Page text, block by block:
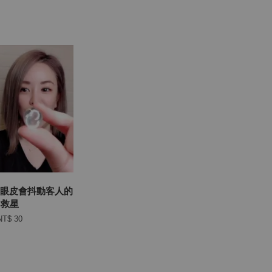
皮會抖動客人的
救星
30